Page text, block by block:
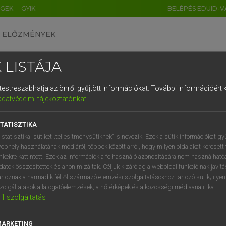
GYIK BELÉPÉS EDUID-
ELŐZMÉNYEK
angol szótár
tenger tul the Adriatic (Sea)
fn
the Adriatic Sea
the Adriatic
tengerkeresése szótárainkban
LISTÁJA
az önről gyűjtött információkat. További információért
tájékoztatónkat.
statisztikai sütiket „teljesítménysütiknek” is nevezik. Ezek a sütik információkat
használatának módjáról, többek között arról, hogy milyen oldalakat keresett
kattintott. Ezek az információk a felhasználó azonosítására nem
összesítettek és anonimizáltak. Céljuk kizárólag a weboldal funkcióinak
a harmadik féltől származó elemzési szolgáltatásokhoz tartozó sütik;
a látogatóelemzések, a hőtérképek és a közösségi médiaanalitika.
1 szolgáltatás
DE CN FR ES IT NL
1 2 3 4 5 6 7 8 9
q w e r t z u i
a s d f g h j k l é
í y x c v b n m , .